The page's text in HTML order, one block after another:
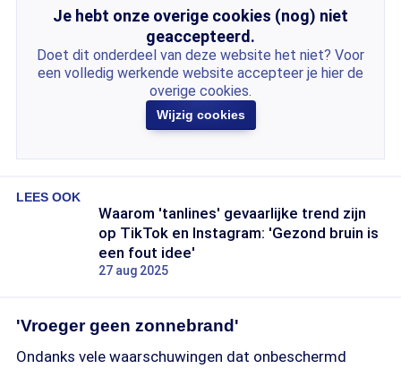
Je hebt onze overige cookies (nog) niet
geaccepteerd.
Doet dit onderdeel van deze website het niet? Voor
een volledig werkende website accepteer je hier de
overige cookies.
Wijzig cookies
LEES OOK
Waarom 'tanlines' gevaarlijke trend zijn
op TikTok en Instagram: 'Gezond bruin is
een fout idee'
27 aug 2025
'Vroeger geen zonnebrand'
Ondanks vele waarschuwingen dat onbeschermd